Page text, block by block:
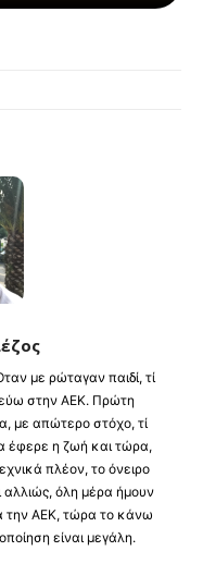
με ρώταγαν παιδί, τί
στην ΑΕΚ. Πρώτη
με απώτερο στόχο, τί
έφερε η ζωή και τώρα,
πλέον, το όνειρο
αλλιώς, όλη μέρα ήμουν
την ΑΕΚ, τώρα το κάνω
είναι μεγάλη.